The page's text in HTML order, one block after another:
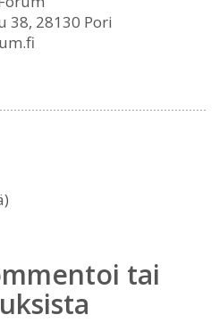
38, 28130 Pori
tai